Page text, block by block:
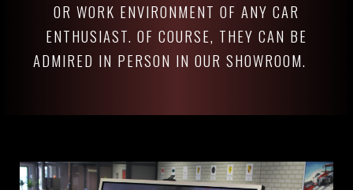
OR WORK ENVIRONMENT OF ANY CAR
ENTHUSIAST. OF COURSE, THEY CAN BE
ADMIRED IN PERSON IN OUR SHOWROOM.